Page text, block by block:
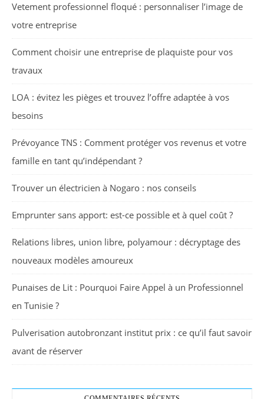
Vetement professionnel floqué : personnaliser l’image de
votre entreprise
Comment choisir une entreprise de plaquiste pour vos
travaux
LOA : évitez les pièges et trouvez l’offre adaptée à vos
besoins
Prévoyance TNS : Comment protéger vos revenus et votre
famille en tant qu’indépendant ?
Trouver un électricien à Nogaro : nos conseils
Emprunter sans apport: est-ce possible et à quel coût ?
Relations libres, union libre, polyamour : décryptage des
nouveaux modèles amoureux
Punaises de Lit : Pourquoi Faire Appel à un Professionnel
en Tunisie ?
Pulverisation autobronzant institut prix : ce qu’il faut savoir
avant de réserver